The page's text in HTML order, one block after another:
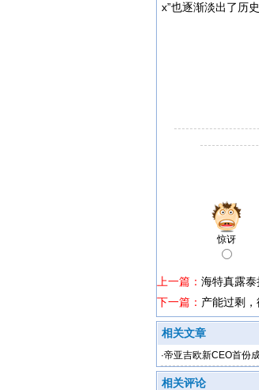
x”也逐渐淡出了历史
惊讶
上一篇： 海特真露
下一篇： 产能过剩
相关文章
·帝亚吉欧新CEO首份
相关评论